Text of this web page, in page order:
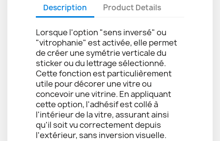
Description Product Details
Lorsque l'option "sens inversé" ou
"vitrophanie" est activée, elle permet
de créer une symétrie verticale du
sticker ou du lettrage sélectionné.
Cette fonction est particulièrement
utile pour décorer une vitre ou
concevoir une vitrine. En appliquant
cette option, l'adhésif est collé à
l'intérieur de la vitre, assurant ainsi
qu'il soit vu correctement depuis
l'extérieur, sans inversion visuelle.